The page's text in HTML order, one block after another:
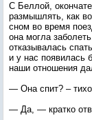
С Беллой,
размышлять, как
сном во время
она могла
отказывалась
и у нас появилась
наши отношения
— Она спит? –
— Да, — кратко